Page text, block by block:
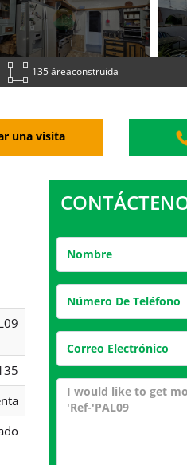
135 áreaconstruida
una visita